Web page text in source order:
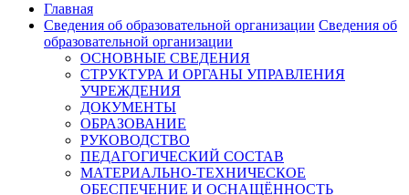
Главная
Сведения об образовательной организации Сведения об
образовательной организации
ОСНОВНЫЕ СВЕДЕНИЯ
СТРУКТУРА И ОРГАНЫ УПРАВЛЕНИЯ
УЧРЕЖДЕНИЯ
ДОКУМЕНТЫ
ОБРАЗОВАНИЕ
РУКОВОДСТВО
ПЕДАГОГИЧЕСКИЙ СОСТАВ
МАТЕРИАЛЬНО-ТЕХНИЧЕСКОЕ
ОБЕСПЕЧЕНИЕ И ОСНАЩЁННОСТЬ